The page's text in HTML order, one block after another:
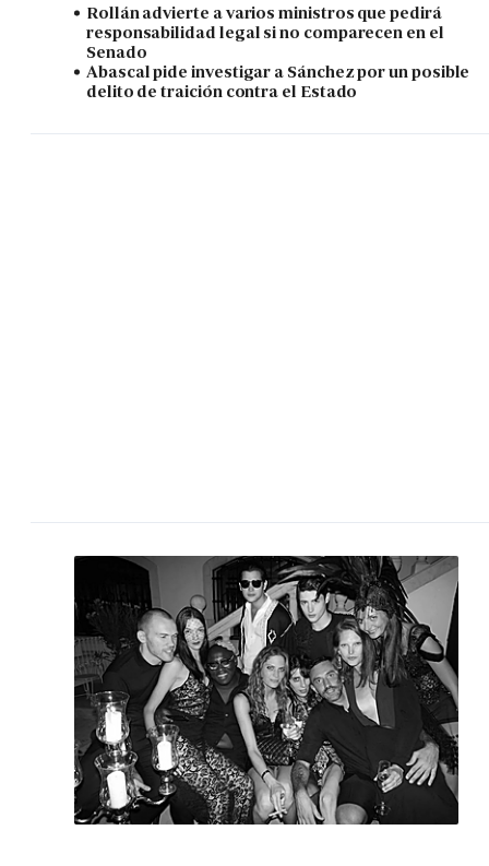
Rollán advierte a varios ministros que pedirá
responsabilidad legal si no comparecen en el
Senado
Abascal pide investigar a Sánchez por un posible
delito de traición contra el Estado